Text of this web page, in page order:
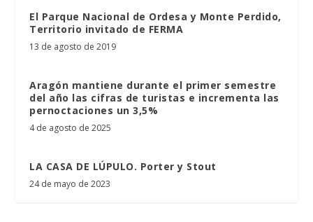
El Parque Nacional de Ordesa y Monte Perdido,
Territorio invitado de FERMA
13 de agosto de 2019
Aragón mantiene durante el primer semestre
del año las cifras de turistas e incrementa las
pernoctaciones un 3,5%
4 de agosto de 2025
LA CASA DE LÚPULO. Porter y Stout
24 de mayo de 2023